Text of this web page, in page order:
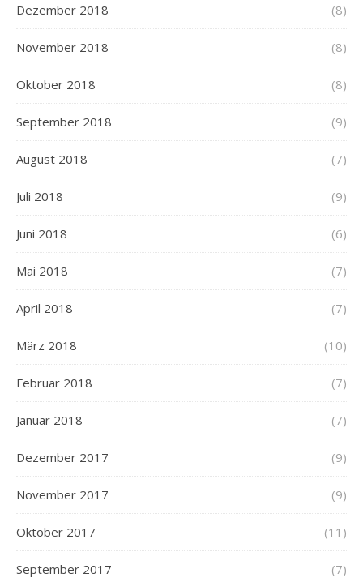
Dezember 2018 (8)
November 2018 (8)
Oktober 2018 (8)
September 2018 (9)
August 2018 (7)
Juli 2018 (9)
Juni 2018 (6)
Mai 2018 (7)
April 2018 (7)
März 2018 (10)
Februar 2018 (7)
Januar 2018 (7)
Dezember 2017 (9)
November 2017 (9)
Oktober 2017 (11)
September 2017 (7)